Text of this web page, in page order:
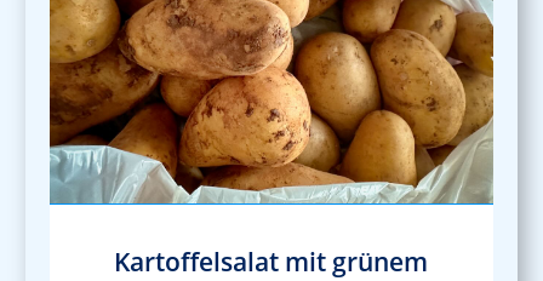
Kartoffelsalat mit grünem